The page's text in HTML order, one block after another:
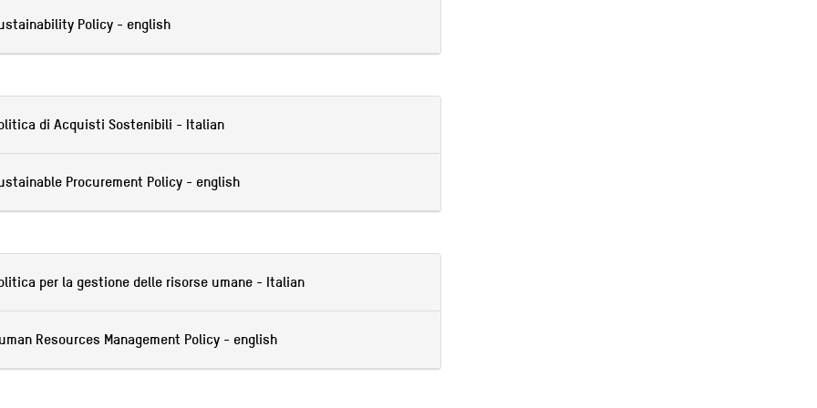
Policy - english
di Acquisti Sostenibili - Italian
Procurement Policy - english
per la gestione delle risorse umane - Italian
Resources Management Policy - english